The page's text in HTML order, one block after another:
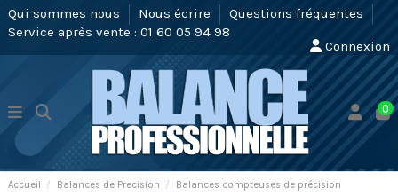
Qui sommes nous Nous écrire
Questions fréquentes
Service après vente : 01 60 05 94 98
Connexion
0
Accueil Balances de Precision Balances compteuses de précision